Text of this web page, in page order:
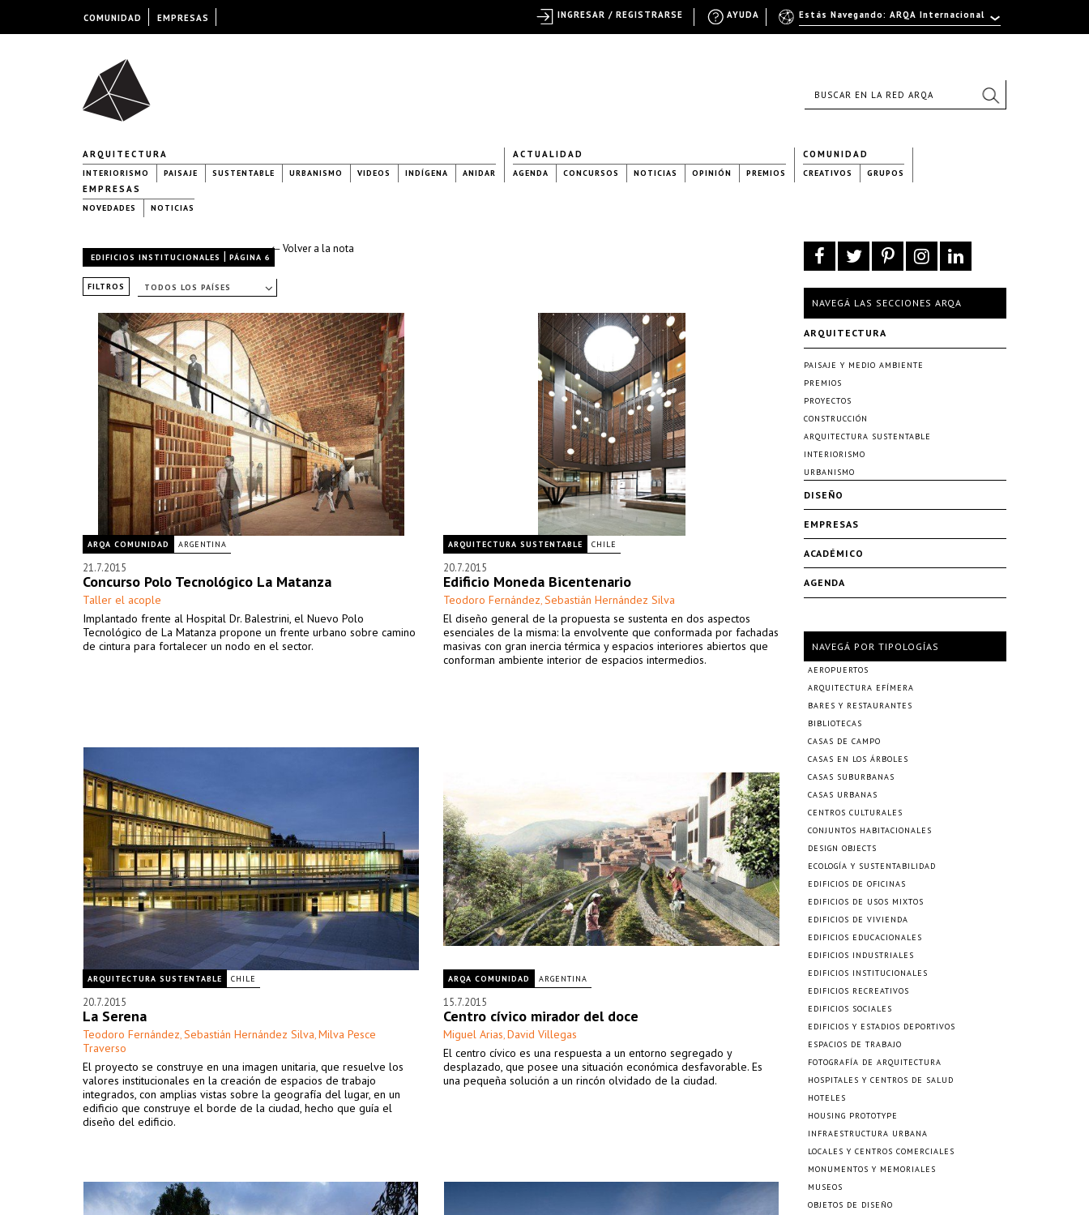
ARQUITECTURA
INTERIORISMO PAISAJE SUSTENTABLE URBANISMO VIDEOS INDÍGENA ANIDAR
ACTUALIDAD
AGENDA CONCURSOS NOTICIAS OPINIÓN PREMIOS
COMUNIDAD
CREATIVOS GRUPOS
EMPRESAS
NOVEDADES NOTICIAS
← Volver a la nota
EDIFICIOS INSTITUCIONALES | PÁGINA 6
FILTROS TODOS LOS PAÍSES
ARQA COMUNIDAD ARGENTINA
21.7.2015
Concurso Polo Tecnológico La Matanza
Taller el acople
Implantado frente al Hospital Dr. Balestrini, el Nuevo Polo
Tecnológico de La Matanza propone un frente urbano sobre camino
de cintura para fortalecer un nodo en el sector.
ARQUITECTURA SUSTENTABLE CHILE
20.7.2015
Edificio Moneda Bicentenario
Teodoro Fernández, Sebastián Hernández Silva
El diseño general de la propuesta se sustenta en dos aspectos
esenciales de la misma: la envolvente que conformada por fachadas
masivas con gran inercia térmica y espacios interiores abiertos que
conforman ambiente interior de espacios intermedios.
ARQUITECTURA SUSTENTABLE CHILE
20.7.2015
La Serena
Teodoro Fernández, Sebastián Hernández Silva, Milva Pesce
Traverso
El proyecto se construye en una imagen unitaria, que resuelve los
valores institucionales en la creación de espacios de trabajo
integrados, con amplias vistas sobre la geografía del lugar, en un
edificio que construye el borde de la ciudad, hecho que guía el
diseño del edificio.
ARQA COMUNIDAD ARGENTINA
15.7.2015
Centro cívico mirador del doce
Miguel Arias, David Villegas
El centro cívico es una respuesta a un entorno segregado y
desplazado, que posee una situación económica desfavorable. Es
una pequeña solución a un rincón olvidado de la ciudad.
NAVEGÁ LAS SECCIONES ARQA
ARQUITECTURA
PAISAJE Y MEDIO AMBIENTE
PREMIOS
PROYECTOS
CONSTRUCCIÓN
ARQUITECTURA SUSTENTABLE
INTERIORISMO
URBANISMO
DISEÑO
EMPRESAS
ACADÉMICO
AGENDA
NAVEGÁ POR TIPOLOGÍAS
AEROPUERTOS
ARQUITECTURA EFÍMERA
BARES Y RESTAURANTES
BIBLIOTECAS
CASAS DE CAMPO
CASAS EN LOS ÁRBOLES
CASAS SUBURBANAS
CASAS URBANAS
CENTROS CULTURALES
CONJUNTOS HABITACIONALES
DESIGN OBJECTS
ECOLOGÍA Y SUSTENTABILIDAD
EDIFICIOS DE OFICINAS
EDIFICIOS DE USOS MIXTOS
EDIFICIOS DE VIVIENDA
EDIFICIOS EDUCACIONALES
EDIFICIOS INDUSTRIALES
EDIFICIOS INSTITUCIONALES
EDIFICIOS RECREATIVOS
EDIFICIOS SOCIALES
EDIFICIOS Y ESTADIOS DEPORTIVOS
ESPACIOS DE TRABAJO
FOTOGRAFÍA DE ARQUITECTURA
HOSPITALES Y CENTROS DE SALUD
HOTELES
HOUSING PROTOTYPE
INFRAESTRUCTURA URBANA
LOCALES Y CENTROS COMERCIALES
MONUMENTOS Y MEMORIALES
MUSEOS
OBJETOS DE DISEÑO
COMUNIDAD EMPRESAS Estás Navegando: ARQA Internacional
AYUDA
INGRESAR / REGISTRARSE